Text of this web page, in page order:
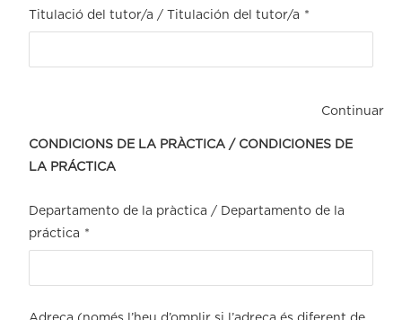
Titulació del tutor/a / Titulación del tutor/a *
Continuar
CONDICIONS DE LA PRÀCTICA / CONDICIONES DE
LA PRÁCTICA
Departamento de la pràctica / Departamento de la
práctica *